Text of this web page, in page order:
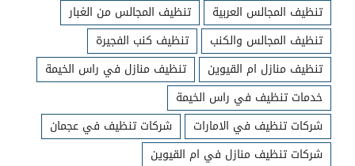
تنظيف المجالس العربية
تنظيف المجالس من الغبار
تنظيف المجالس والكنب
تنظيف كنب الفجيرة
تنظيف منازل ام القيوين
تنظيف منازل في راس الخيمة
خدمات تنظيف في راس الخيمة
شركات تنظيف في الامارات
شركات تنظيف في عجمان
شركات تنظيف منازل في ام القيوين